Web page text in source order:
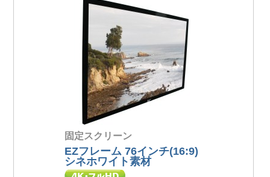
固定スクリーン
EZフレーム 76インチ(16:9)
シネホワイト素材